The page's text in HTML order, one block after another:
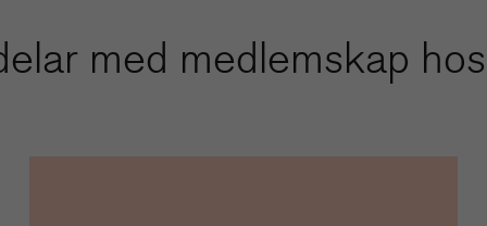
med medlemskap